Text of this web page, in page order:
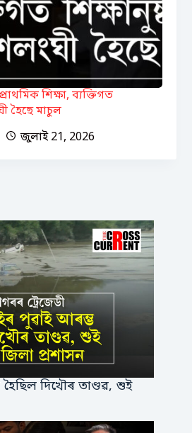
শিক্ষা, ব্যক্তিগত
হৈছে মাচুল
জুলাই 21, 2026
দিখৌৰ তাণ্ডৱ, শুই